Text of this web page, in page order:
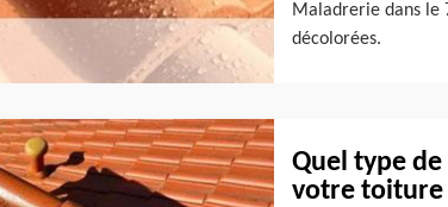
Maladrerie dans le
décolorées.
Quel type
votre toiture